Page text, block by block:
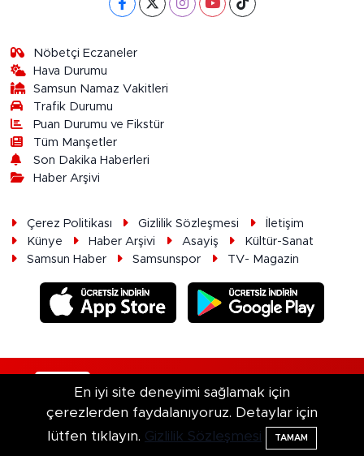
Nöbetçi Eczaneler
Hava Durumu
Samsun Namaz Vakitleri
Trafik Durumu
Puan Durumu ve Fikstür
Tüm Manşetler
Son Dakika Haberleri
Haber Arşivi
Çerez Politikası Gizlilik Sözleşmesi
İletişim
Künye
Haber Arşivi Asayiş
Kültür-Sanat
Samsun Haber
Samsunspor TV- Magazin
Haber Yazılımı:TE Bilişim
En iyi site deneyimi sağlamak için
çerezlerden faydalanıyoruz. Detaylar için
lütfen tıklayın. Gizlilik Sözleşmesi TAMAM